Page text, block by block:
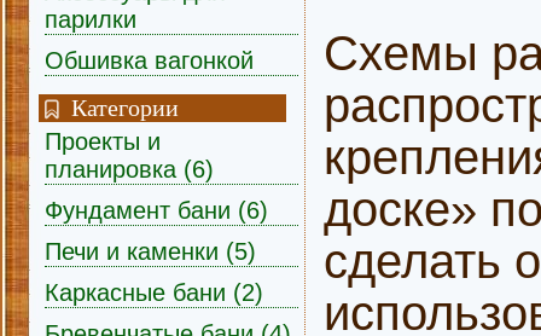
парилки
Обшивка вагонкой
Категории
Проекты и
планировка (6)
Фундамент бани (6)
Печи и каменки (5)
Каркасные бани (2)
Схемы
доске»
сделать